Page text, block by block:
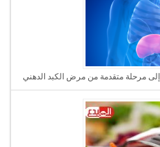
مرحلة متقدمة من مرض الكبد الدهني